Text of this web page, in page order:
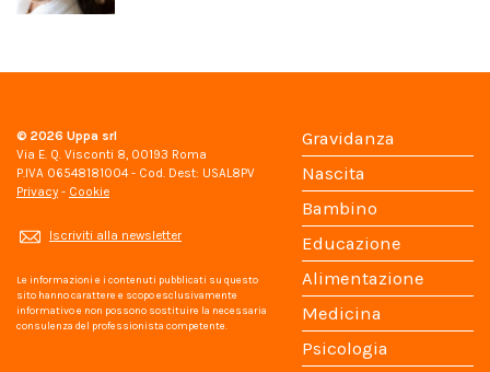
© 2026 Uppa srl
Via E. Q. Visconti 8, 00193 Roma
P.IVA 06548181004 - Cod. Dest: USAL8PV
Privacy - Cookie
Iscriviti alla newsletter
Le informazioni e i contenuti pubblicati su questo
sito hanno carattere e scopo esclusivamente
informativo e non possono sostituire la necessaria
consulenza del professionista competente.
Gravidanza
Nascita
Bambino
Educazione
Alimentazione
Medicina
Psicologia